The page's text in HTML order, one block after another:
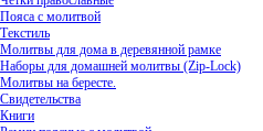
Пояса с молитвой
Текстиль
Молитвы для дома в деревянной рамке
Наборы для домашней молитвы (Zip-Lock)
Молитвы на бересте.
Свидетельства
Книги